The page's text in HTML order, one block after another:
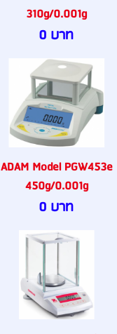
310g/0.001g
0 บาท
ADAM Model PGW453e
450g/0.001g
0 บาท